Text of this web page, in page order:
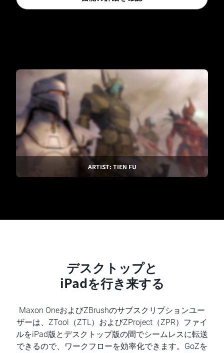
ARTIST: TIEN FU
デスクトップと
iPadを行き来する
Maxon OneおよびZBrushのサブスクリプションユー
ザーは、ZTool（ZTL）およびZProject（ZPR）ファイ
ルをiPad版とデスクトップ版の間でシームレスに転送
できるので、ワークフローを効率化できます。GoZを